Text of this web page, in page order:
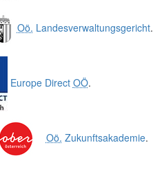
Oö. Landesverwaltungsgericht.
Europe Direct OÖ.
Oö. Zukunftsakademie.